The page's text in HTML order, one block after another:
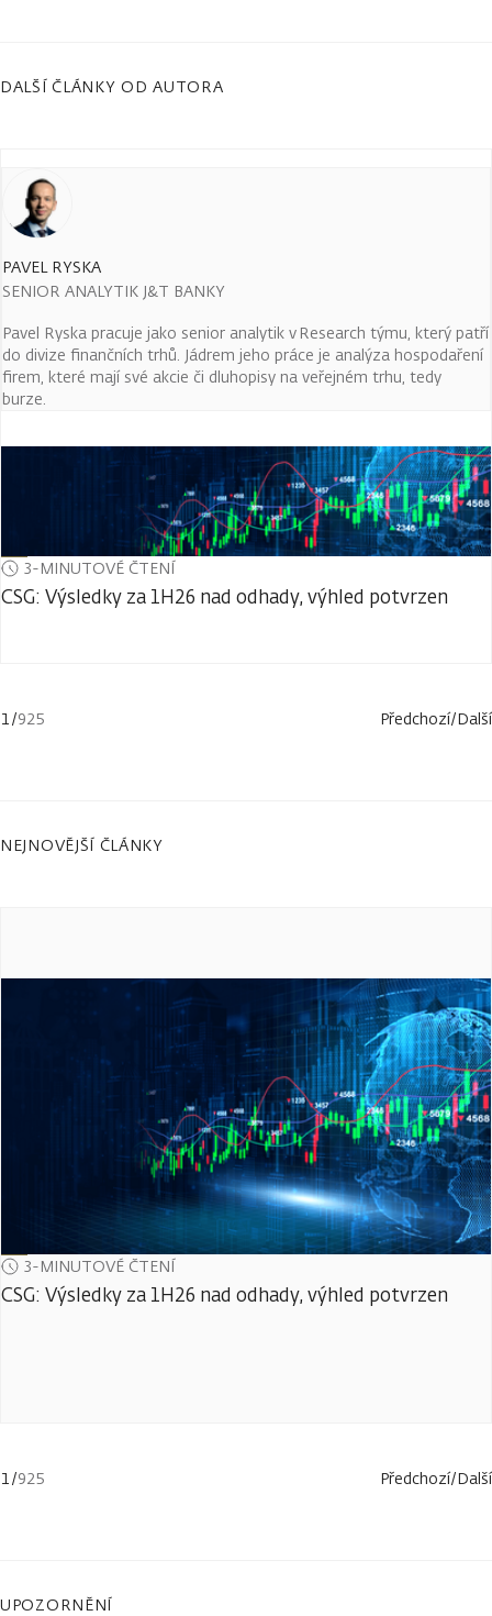
DALŠÍ ČLÁNKY OD AUTORA
PAVEL RYSKA
SENIOR ANALYTIK J&T BANKY
Pavel Ryska pracuje jako senior analytik v Research týmu, který patří
do divize finančních trhů. Jádrem jeho práce je analýza hospodaření
firem, které mají své akcie či dluhopisy na veřejném trhu, tedy
burze.
3-MINUTOVÉ ČTENÍ
CSG: Výsledky za 1H26 nad odhady, výhled potvrzen
1/925 Předchozí/Další
NEJNOVĚJŠÍ ČLÁNKY
3-MINUTOVÉ ČTENÍ
CSG: Výsledky za 1H26 nad odhady, výhled potvrzen
1/925 Předchozí/Další
UPOZORNĚNÍ